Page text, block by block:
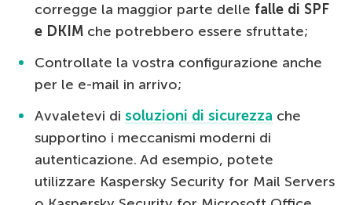
corregge la maggior parte delle falle di SPF
e DKIM che potrebbero essere sfruttate;
Controllate la vostra configurazione anche
per le e-mail in arrivo;
Avvaletevi di soluzioni di sicurezza che
supportino i meccanismi moderni di
autenticazione. Ad esempio, potete
utilizzare Kaspersky Security for Mail Servers